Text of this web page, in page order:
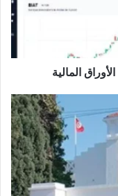
المالية